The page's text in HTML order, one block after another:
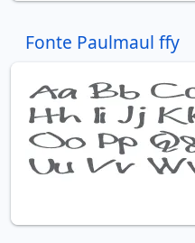
Fonte Paulmaul ffy